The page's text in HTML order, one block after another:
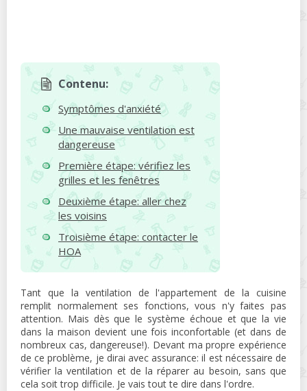
Contenu:
Symptômes d'anxiété
Une mauvaise ventilation est
dangereuse
Première étape: vérifiez les
grilles et les fenêtres
Deuxième étape: aller chez
les voisins
Troisième étape: contacter le
HOA
Tant que la ventilation de l'appartement de la cuisine
remplit normalement ses fonctions, vous n'y faites pas
attention. Mais dès que le système échoue et que la vie
dans la maison devient une fois inconfortable (et dans de
nombreux cas, dangereuse!). Devant ma propre expérience
de ce problème, je dirai avec assurance: il est nécessaire de
vérifier la ventilation et de la réparer au besoin, sans que
cela soit trop difficile. Je vais tout te dire dans l'ordre.